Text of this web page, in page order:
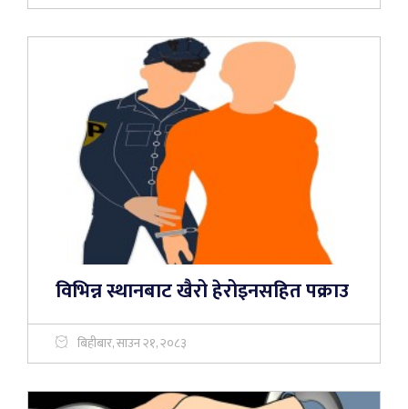
विभिन्न स्थानबाट खैरो हेरोइनसहित पक्राउ
बिहीबार, साउन २१, २०८३